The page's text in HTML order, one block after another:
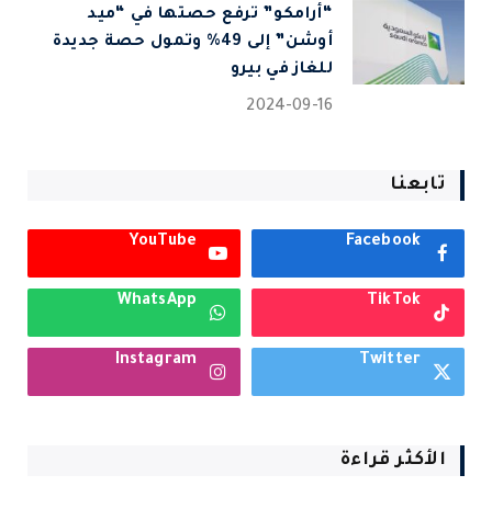
“أرامكو” ترفع حصتها في “ميد
أوشن” إلى 49% وتمول حصة جديدة
للغاز في بيرو
2024-09-16
تابعنا
Facebook
YouTube
TikTok
WhatsApp
Twitter
Instagram
الأكثر قراءة